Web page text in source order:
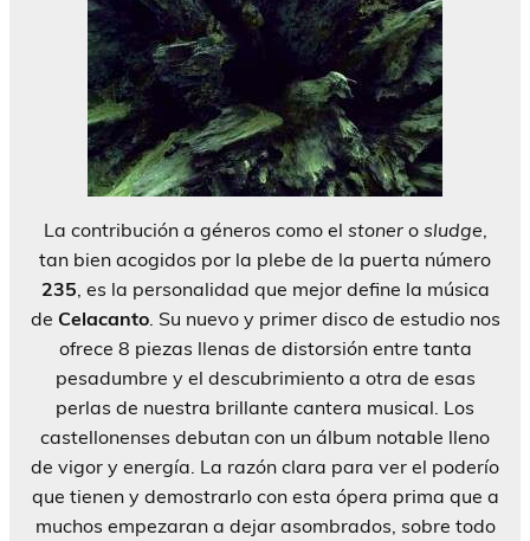
La contribución a géneros como el stonero sludge
tan bien acogidos por la plebe de la puerta número
235 , es la personalidad que mejor define la música
de Celacanto. Su nuevo y primer disco de estudio nos
ofrece 8 piezas llenas de distorsión entre tanta
pesadumbre y el descubrimiento a otra de esas
perlas de nuestra brillante cantera musical. Los
castellonenses debutan con un álbum notable lleno
de vigor y energía. La razón clara para ver el poderío
que tienen y demostrarlo con esta ópera prima que a
muchos empezaran a dejar asombrados, sobre todo